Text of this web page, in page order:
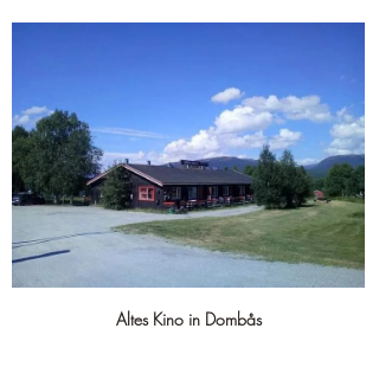
Altes Kino in Dombås